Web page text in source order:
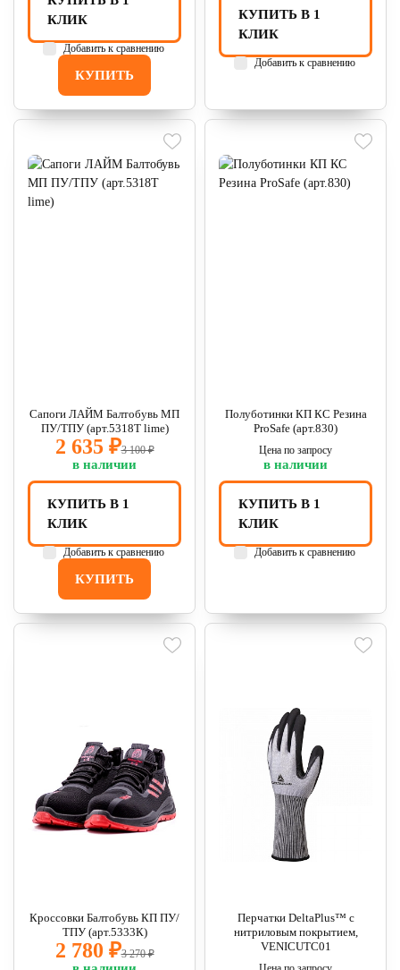
КУПИТЬ
КЛИК
Добавить к сравнению
КУПИТЬ В 1
КЛИК
Добавить к сравнению
Сапоги ЛАЙМ Балтобувь МП
ПУ/ТПУ (арт.5318Т lime)
2 635 ₽3 100 ₽
в наличии
КУПИТЬ
КУПИТЬ В 1
КЛИК
Добавить к сравнению
Полуботинки КП КС Резина
ProSafe (арт.830)
Цена по запросу
в наличии
КУПИТЬ В 1
КЛИК
Добавить к сравнению
Кроссовки Балтобувь КП ПУ/
ТПУ (арт.5333К)
2 780 ₽3 270 ₽
Перчатки DeltaPlus™ с
нитриловым покрытием,
VENICUTC01